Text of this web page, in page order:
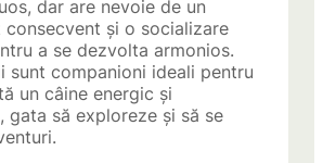
dar are nevoie de un
consecvent și o socializare
a se dezvolta armonios.
sunt companioni ideali pentru
un câine energic și
gata să exploreze și să se